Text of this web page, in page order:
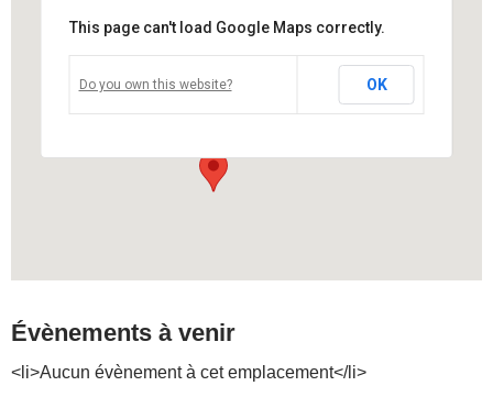
cultural and arts center - Suzhou
Voir Évènements
This page can't load Google Maps correctly.
Do you own this website? OK
Évènements à venir
<li>Aucun évènement à cet emplacement</li>